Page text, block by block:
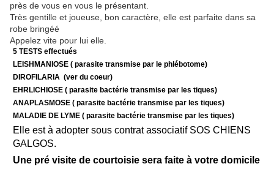
près de vous en vous le présentant.
Très gentille et joueuse, bon caractère, elle est parfaite dans sa
robe bringéé
Appelez vite pour lui elle.
5 TESTS effectués
LEISHMANIOSE ( parasite transmise par le phlébotome)
DIROFILARIA (ver du coeur)
EHRLICHIOSE ( parasite bactérie transmise par les tiques)
ANAPLASMOSE ( parasite bactérie transmise par les tiques)
MALADIE DE LYME ( parasite bactérie transmise par les tiques)
Elle est à adopter sous contrat associatif SOS CHIENS
GALGOS.
Une pré visite de courtoisie sera faite à votre domicile